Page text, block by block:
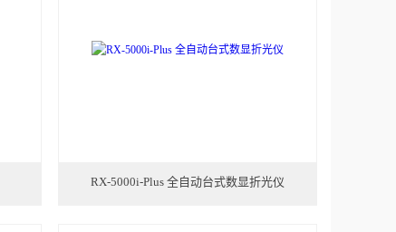
RX-5000i-Plus 全自动台式数显折光仪